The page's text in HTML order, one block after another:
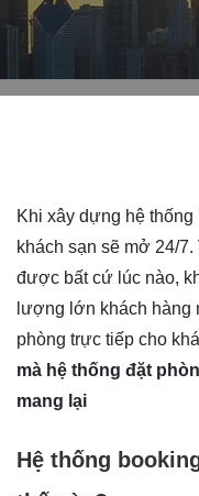
Khi xây dựng hệ
khách sạn sẽ mở 24/
được bất cứ lúc nào,
lượng lớn khách hàng
phòng trực tiếp cho
mà hệ thống đặt
mang lại
Hệ thống